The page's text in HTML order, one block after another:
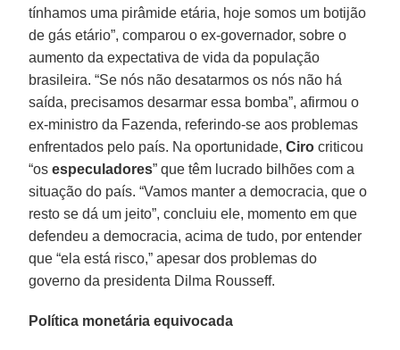
tínhamos uma pirâmide etária, hoje somos um botijão
de gás etário”, comparou o ex-governador, sobre o
aumento da expectativa de vida da população
brasileira. “Se nós não desatarmos os nós não há
saída, precisamos desarmar essa bomba”, afirmou o
ex-ministro da Fazenda, referindo-se aos problemas
enfrentados pelo país. Na oportunidade,Ciro criticou
“osespeculadores” que têm lucrado bilhões com a
situação do país. “Vamos manter a democracia, que o
resto se dá um jeito”, concluiu ele, momento em que
defendeu a democracia, acima de tudo, por entender
que “ela está risco,” apesar dos problemas do
governo da presidenta Dilma Rousseff.
Política monetária equivocada